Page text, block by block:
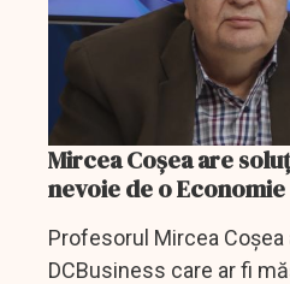
Mircea Coșea are
nevoie de o
Profesorul Mircea
DCBusiness care ar fi